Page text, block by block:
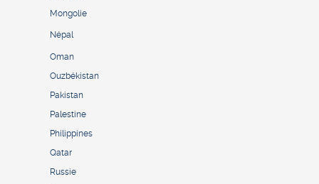
Mongolie
Népal
Oman
Ouzbékistan
Pakistan
Palestine
Philippines
Qatar
Russie